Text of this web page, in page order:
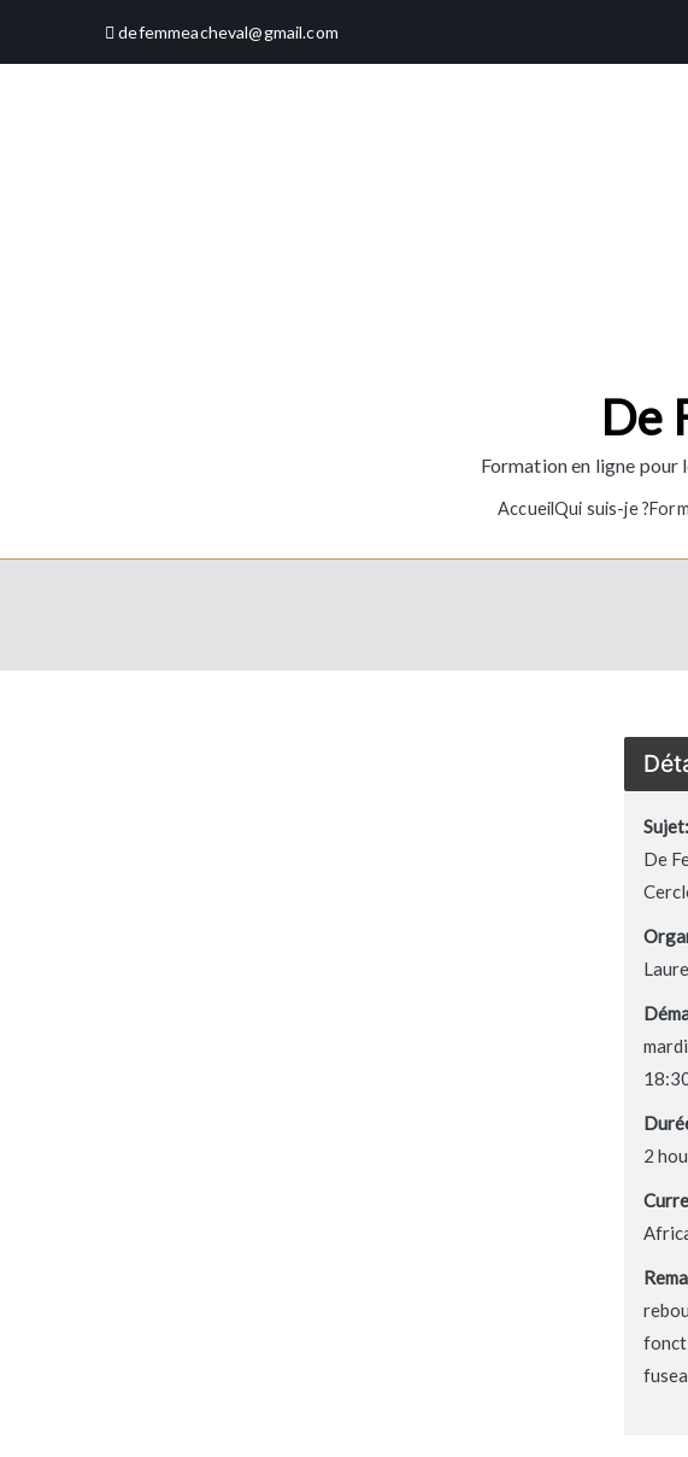
defemmeacheval@gmail.com
De
Formation en ligne pour
AccueilQui suis-je ?
Sujet:
De
Laure
2